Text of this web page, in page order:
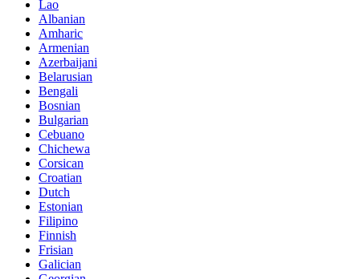
Lao
Albanian
Amharic
Armenian
Azerbaijani
Belarusian
Bengali
Bosnian
Bulgarian
Cebuano
Chichewa
Corsican
Croatian
Dutch
Estonian
Filipino
Finnish
Frisian
Galician